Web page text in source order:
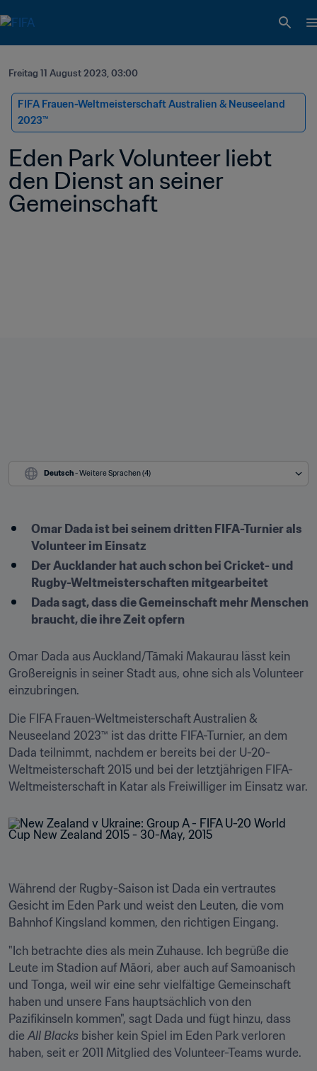
Freitag 11 August 2023, 03:00
FIFA Frauen-Weltmeisterschaft Australien & Neuseeland
2023™
Eden Park Volunteer liebt
den Dienst an seiner
Gemeinschaft
Deutsch - Weitere Sprachen (4)
Omar Dada ist bei seinem dritten FIFA-Turnier als
Volunteer im Einsatz
Der Aucklander hat auch schon bei Cricket- und
Rugby-Weltmeisterschaften mitgearbeitet
Dada sagt, dass die Gemeinschaft mehr Menschen
braucht, die ihre Zeit opfern
Omar Dada aus Auckland/Tāmaki Makaurau lässt kein
Großereignis in seiner Stadt aus, ohne sich als Volunteer
einzubringen.
Die FIFA Frauen-Weltmeisterschaft Australien &
Neuseeland 2023™ ist das dritte FIFA-Turnier, an dem
Dada teilnimmt, nachdem er bereits bei der U-20-
Weltmeisterschaft 2015 und bei der letztjährigen FIFA-
Weltmeisterschaft in Katar als Freiwilliger im Einsatz war.
Während der Rugby-Saison ist Dada ein vertrautes
Gesicht im Eden Park und weist den Leuten, die vom
Bahnhof Kingsland kommen, den richtigen Eingang.
"Ich betrachte dies als mein Zuhause. Ich begrüße die
Leute im Stadion auf Māori, aber auch auf Samoanisch
und Tonga, weil wir eine sehr vielfältige Gemeinschaft
haben und unsere Fans hauptsächlich von den
Pazifikinseln kommen", sagt Dada und fügt hinzu, dass
die All Blacks bisher kein Spiel im Eden Park verloren
haben, seit er 2011 Mitglied des Volunteer-Teams wurde.